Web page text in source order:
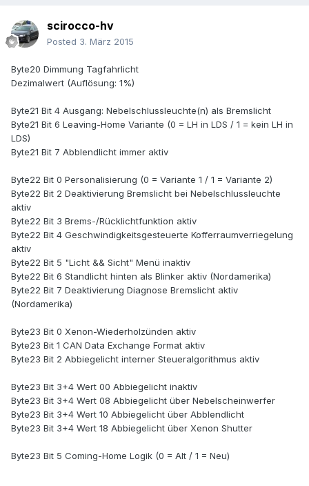
scirocco-hv
Posted 3. März 2015
Byte20 Dimmung Tagfahrlicht
Dezimalwert (Auflösung: 1%)
Byte21 Bit 4 Ausgang: Nebelschlussleuchte(n) als Bremslicht
Byte21 Bit 6 Leaving-Home Variante (0 = LH in LDS / 1 = kein LH in
LDS)
Byte21 Bit 7 Abblendlicht immer aktiv
Byte22 Bit 0 Personalisierung (0 = Variante 1 / 1 = Variante 2)
Byte22 Bit 2 Deaktivierung Bremslicht bei Nebelschlussleuchte
aktiv
Byte22 Bit 3 Brems-/Rücklichtfunktion aktiv
Byte22 Bit 4 Geschwindigkeitsgesteuerte Kofferraumverriegelung
aktiv
Byte22 Bit 5 "Licht && Sicht" Menü inaktiv
Byte22 Bit 6 Standlicht hinten als Blinker aktiv (Nordamerika)
Byte22 Bit 7 Deaktivierung Diagnose Bremslicht aktiv
(Nordamerika)
Byte23 Bit 0 Xenon-Wiederholzünden aktiv
Byte23 Bit 1 CAN Data Exchange Format aktiv
Byte23 Bit 2 Abbiegelicht interner Steueralgorithmus aktiv
Byte23 Bit 3+4 Wert 00 Abbiegelicht inaktiv
Byte23 Bit 3+4 Wert 08 Abbiegelicht über Nebelscheinwerfer
Byte23 Bit 3+4 Wert 10 Abbiegelicht über Abblendlicht
Byte23 Bit 3+4 Wert 18 Abbiegelicht über Xenon Shutter
Byte23 Bit 5 Coming-Home Logik (0 = Alt / 1 = Neu)